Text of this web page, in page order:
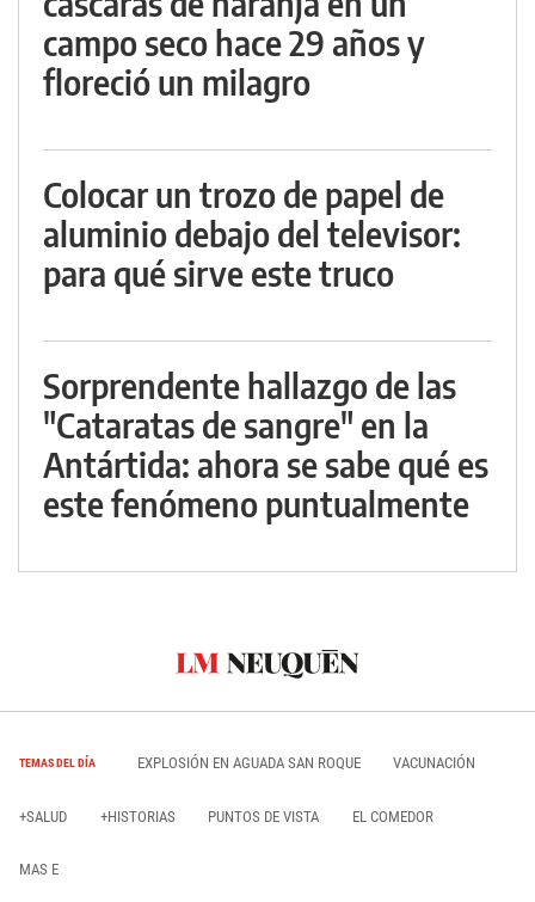
campo seco hace 29 años y
floreció un milagro
Colocar un trozo de papel de
aluminio debajo del televisor:
para qué sirve este truco
Sorprendente hallazgo de las
"Cataratas de sangre" en la
Antártida: ahora se sabe qué es
este fenómeno puntualmente
TEMAS DEL DÍA EXPLOSIÓN EN AGUADA SAN ROQUE VACUNACIÓN
+SALUD +HISTORIAS PUNTOS DE VISTA EL COMEDOR
MAS E